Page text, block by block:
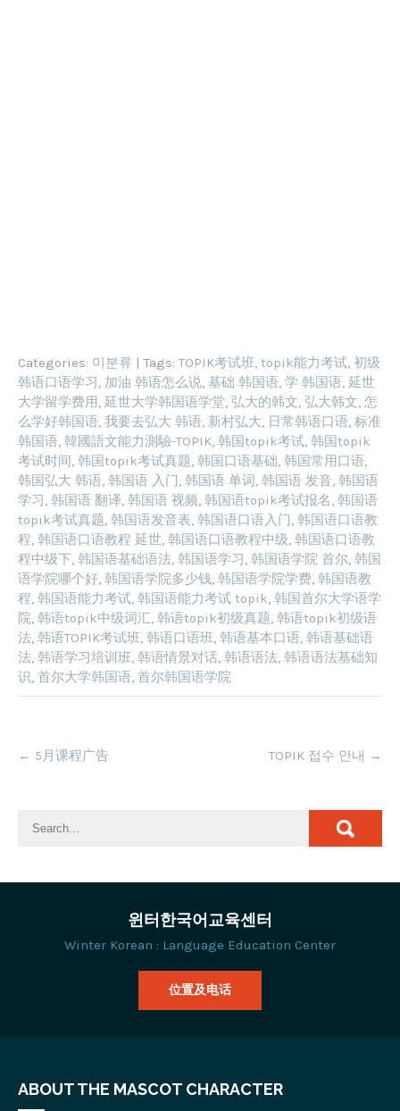
Categories: 미분류 | Tags:TOPIK考试班, topik能力考试, 初级
韩语口语学习, 加油 韩语怎么说, 基础 韩国语, 学 韩国语, 延世
大学留学费用, 延世大学韩国语学堂, 弘大的韩文, 弘大韩文, 怎
么学好韩国语, 我要去弘大 韩语, 新村弘大, 日常韩语口语, 标准
韩国语, 韓國語文能力測驗-TOPIK, 韩国topik考试, 韩国topik
考试时间, 韩国topik考试真题, 韩国口语基础, 韩国常用口语,
韩国弘大 韩语, 韩国语 入门, 韩国语 单词 , 韩国语 发音, 韩国语
学习, 韩国语 翻译, 韩国语 视频, 韩国语topik考试报名, 韩国语
topik考试真题, 韩国语发音表, 韩国语口语入门, 韩国语口语教
程, 韩国语口语教程 延世, 韩国语口语教程中级, 韩国语口语教
程中级下, 韩国语基础语法, 韩国语学习, 韩国语学院 首尔, 韩国
语学院哪个好, 韩国语学院多少钱, 韩国语学院学费, 韩国语教
程, 韩国语能力考试, 韩国语能力考试 topik, 韩国首尔大学语学
院, 韩语topik中级词汇, 韩语topik初级真题, 韩语topik初级语
法, 韩语TOPIK考试班, 韩语口语班, 韩语基本口语, 韩语基础语
法, 韩语学习培训班, 韩语情景对话, 韩语语法, 韩语语法基础知
识, 首尔大学韩国语, 首尔韩国语学院
navigation
← 5月课程广告 TOPIK 접수 안내 →
윈터한국어교육센터
Winter Korean : Language Education Center
位置及电话
ABOUT THE MASCOT CHARACTER